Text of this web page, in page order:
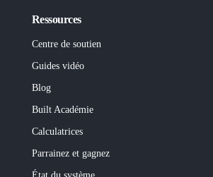
Ressources
Centre de soutien
Guides vidéo
Blog
Built Académie
Calculatrices
Parrainez et gagnez